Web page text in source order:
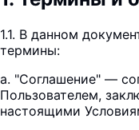
1.1. В данном
термины:
a. "Соглашение" —
Пользователем,
настоящими